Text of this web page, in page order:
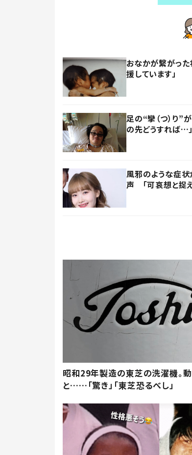
おなかが繋がった
援しています」
足の“攣（つ）り”
の先どうすれば…
風邪のような症
声 「可哀想と捉
昭和29年製造の東芝の洗濯機。
と……「驚き」「東芝恐るべし」